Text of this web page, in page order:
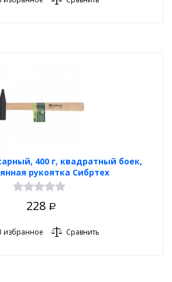
400 г, квадратный боек,
рукоятка Сибртех
228 Р
избранное Сравнить